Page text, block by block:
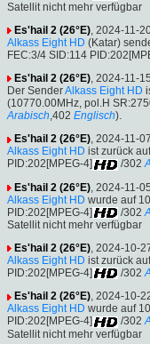
Satellit nicht mehr verfügbar
Es'hail 2 (26°E) , 2024-11-
Alkass Eight HD (Katar)
FEC:3/4 SID:114
Es'hail 2 (26°E), 2024-11-15
Der SenderAlkass Eight HD
(10770.00MHz, pol.H
Arabisch,402 Englisch).
Es'hail 2 (26°E), 2024-11-07
Alkass Eight HD ist zurück
PID:202[MPEG-4]
/302
Es'hail 2 (26°E) , 2024-11-05
Alkass Eight HD wurde auf
PID:202[MPEG-4]
/302
Satellit nicht mehr verfügbar
Es'hail 2 (26°E), 2024-10-
Alkass Eight HD ist zurück
PID:202[MPEG-4]
/302
Es'hail 2 (26°E), 2024-10-
Alkass Eight HD wurde auf
PID:202[MPEG-4]
/302
Satellit nicht mehr verfügbar